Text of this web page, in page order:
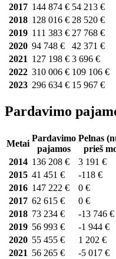
2017 144 874 € 54 213 €
2018 128 016 € 28 520 €
2019 111 383 € 27 768 €
2020 94 748 € 42 371 €
2021 127 198 € 3 696 €
2022 310 006 € 109 106 €
2023 296 634 € 15 967 €
Pardavimo
Metai
Pardavimo
pajamos
Pelnas
prieš
2014 136 208 € 3 191 €
2015 41 451 € -118 €
2016 147 222 € 0 €
2017 62 615 € 0 €
2018 73 234 € -13 746 €
2019 56 993 € -1 944 €
2020 55 455 € 1 202 €
2021 56 265 € -5 017 €